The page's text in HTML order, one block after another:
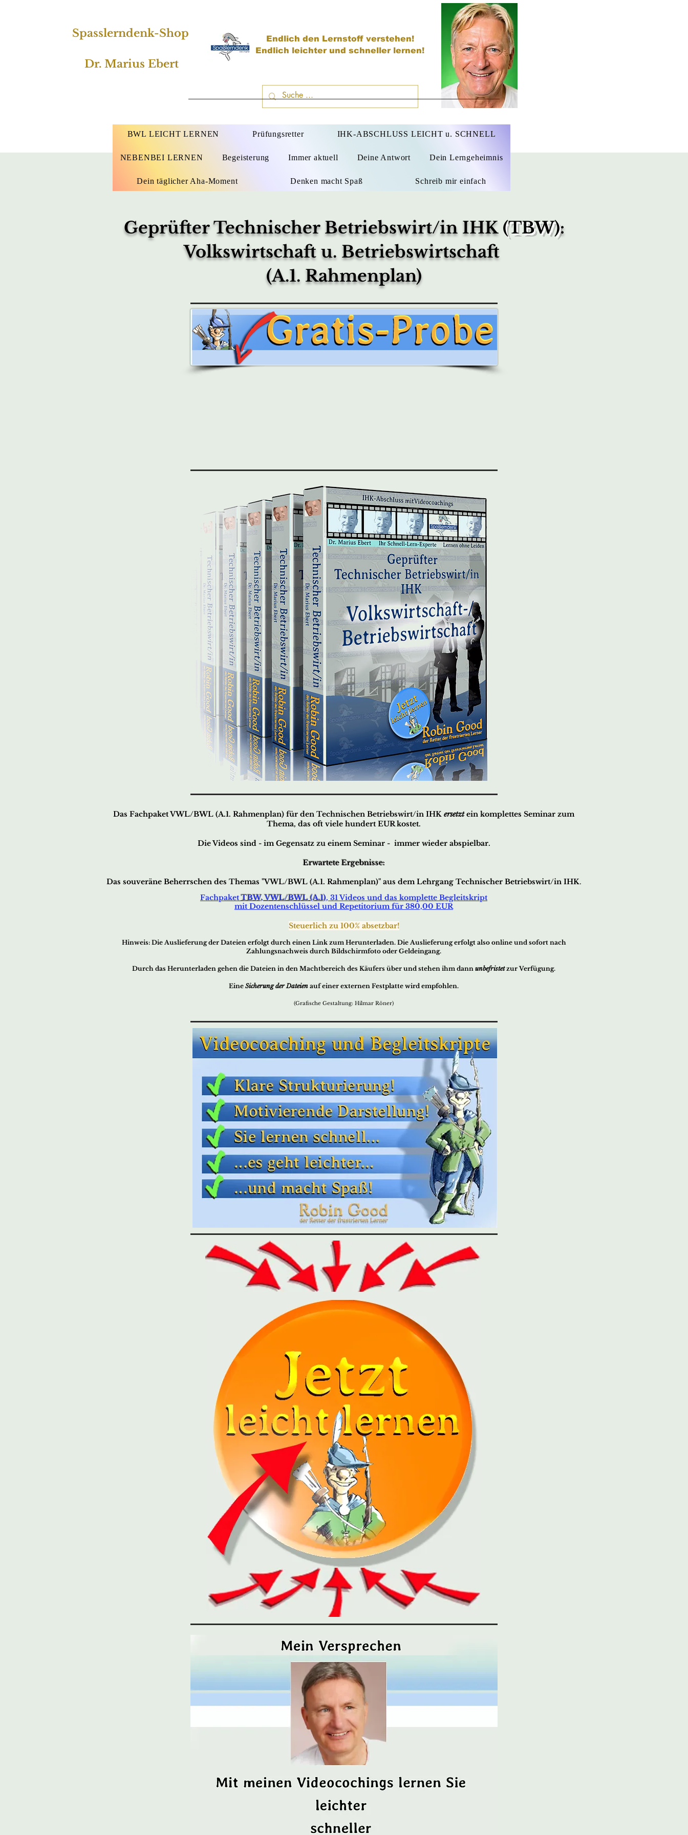
Spasslerndenk-Shop
Dr. Marius Ebert
Endlich den Lernstoff verstehen!
Endlich leichter und schneller lernen!
Dr. Marius Ebert
BWL LEICHT LERNEN Prüfungsretter IHK-ABSCHLUSS LEICHT u. SCHNELL
NEBENBEI LERNEN Begeisterung Immer aktuell Deine Antwort Dein Lerngeheimnis
Dein täglicher Aha-Moment Denken macht Spaß Schreib mir einfach
Geprüfter Technischer Betriebswirt/in IHK (TBW):
Volkswirtschaft u. Betriebswirtschaft
(A.1. Rahmenplan)
Das Fachpaket VWL/BWL (A.1. Rahmenplan) für den Technischen Betriebswirt/in IHK ersetztein komplettes Seminar zum
Thema, das oft viele hundert EUR kostet.
Die Videos sind - im Gegensatz zu einem Seminar - immer wieder abspielbar.
Erwartete Ergebnisse:
Das souveräne Beherrschen des Themas "VWL/BWL (A.1. Rahmenplan)" aus dem Lehrgang Technischer Betriebswirt/in IHK.
FachpaketTBW, VWL/BWL (A.1), 31 Videos und das komplette Begleitskript
mit Dozentenschlüssel und Repetitorium für 380,00 EUR
Steuerlich zu100% absetzbar!
Hinweis: Die Auslieferung der Dateien erfolgt durch einen Link zumHerunterladen. Die Auslieferung erfolgt also online und sofort nach
Zahlungsnachweis durch Bildschirmfoto oder Geldeingang.
Durch das Herunterladen gehen die Dateien in den Machtbereich des Käufers über und stehen ihm dann unbefristetzur Verfügung.
Eine Sicherung der Dateien auf einer externen Festplatte wird empfohlen.
(Grafische Gestaltung: Hilmar Röner)